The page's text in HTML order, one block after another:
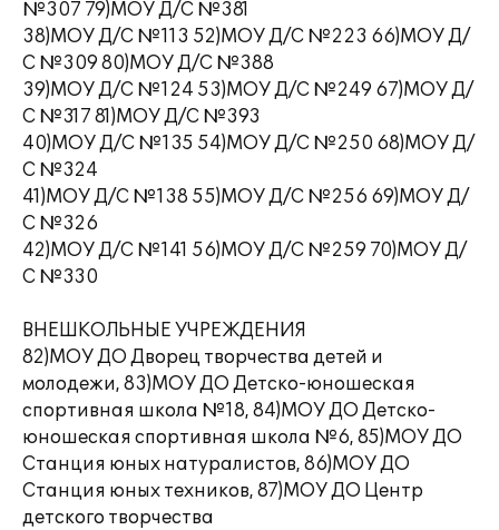
№307 79)МОУ Д/С №381
38)МОУ Д/С №113 52)МОУ Д/С №223 66)МОУ Д/
С №309 80)МОУ Д/С №388
39)МОУ Д/С №124 53)МОУ Д/С №249 67)МОУ Д/
С №317 81)МОУ Д/С №393
40)МОУ Д/С №135 54)МОУ Д/С №250 68)МОУ Д/
С №324
41)МОУ Д/С №138 55)МОУ Д/С №256 69)МОУ Д/
С №326
42)МОУ Д/С №141 56)МОУ Д/С №259 70)МОУ Д/
С №330
ВНЕШКОЛЬНЫЕ УЧРЕЖДЕНИЯ
82)МОУ ДО Дворец творчества детей и
молодежи, 83)МОУ ДО Детско-юношеская
спортивная школа №18, 84)МОУ ДО Детско-
юношеская спортивная школа №6, 85)МОУ ДО
Станция юных натуралистов, 86)МОУ ДО
Станция юных техников, 87)МОУ ДО Центр
детского творчества